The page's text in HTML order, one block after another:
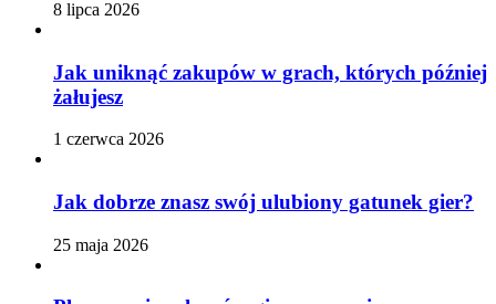
8 lipca 2026
Jak uniknąć zakupów w grach, których później
żałujesz
1 czerwca 2026
Jak dobrze znasz swój ulubiony gatunek gier?
25 maja 2026